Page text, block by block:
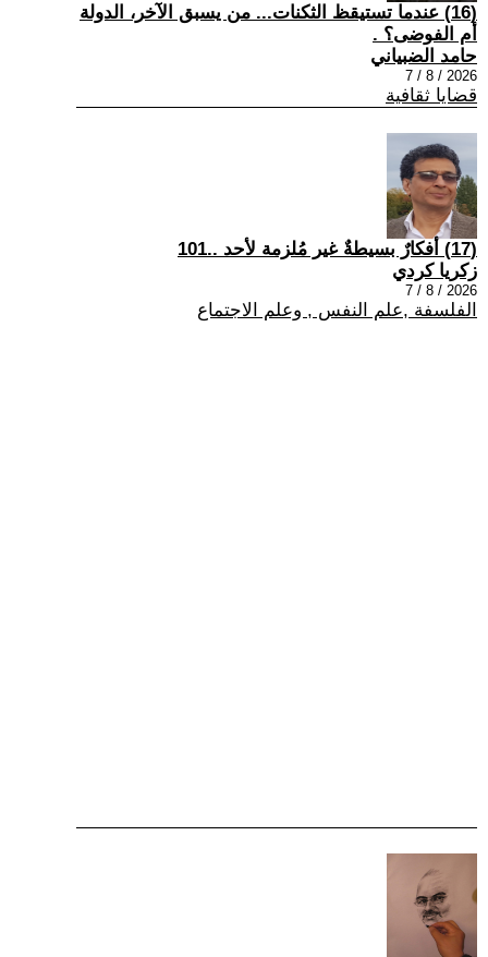
(16) عندما تستيقظ الثكنات... من يسبق الآخر، الدولة
أم الفوضى؟ .
حامد الضبياني
2026 / 8 / 7
قضايا ثقافية
(17) أفكارٌ بسيطةٌ غير مُلزمة لأحد ..101
زكريا كردي
2026 / 8 / 7
الفلسفة ,علم النفس , وعلم الاجتماع